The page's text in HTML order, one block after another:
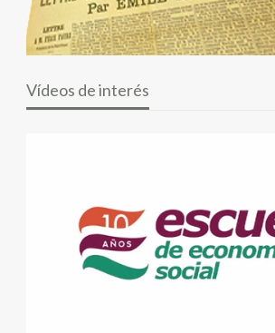
Vídeos de interés